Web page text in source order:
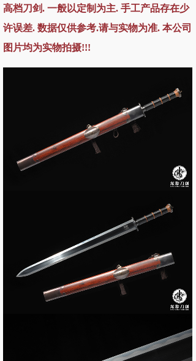
高档刀剑. 一般以定制为主. 手工产品存在少
许误差. 数据仅供参考.请与实物为准. 本公司
图片均为实物拍摄!!!